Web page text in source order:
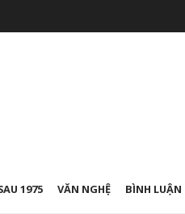
1975 VĂN NGHỆ BÌNH LUẬN